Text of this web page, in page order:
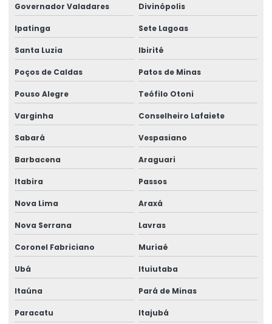
Empresa de gerenciamento ergonômico
Empresa de gestão de ergonomia
Empresa de higiene ocupacional
Empresa de higiene e segurança do trabalho
Empresa medicina do trabalho
Empresa de perícia de insalubridade
Empresa perícia médica
Empresa perícia médica para inss
Empresa de perícia médica previdenciária
Empresa de perícia médica de regulação
Governador Valadares Divinópolis
Ipatinga Sete Lagoas
Santa Luzia Ibirité
Poços de Caldas Patos de Minas
Pouso Alegre Teófilo Otoni
Varginha Conselheiro Lafaiete
Sabará Vespasiano
Barbacena Araguari
Itabira Passos
Nova Lima Araxá
Nova Serrana Lavras
Coronel Fabriciano Muriaé
Ubá Ituiutaba
Itaúna Pará de Minas
Paracatu Itajubá